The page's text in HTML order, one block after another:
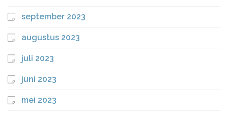
september 2023
augustus 2023
juli 2023
juni 2023
mei 2023